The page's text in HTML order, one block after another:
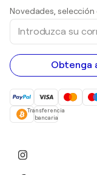
pinturas acrílicas
Novedades,
Introduzca
correo
electrónico
Obtenga
Transferencia
bancaria